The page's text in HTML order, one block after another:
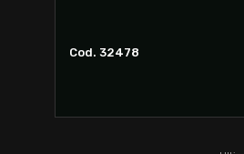
Cod. 32478